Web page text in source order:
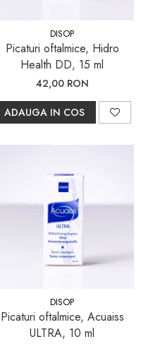
DISOP
Picaturi oftalmice, Hidro
Health DD, 15 ml
42,00 RON
ADAUGA IN COS
DISOP
Picaturi oftalmice, Acuaiss
ULTRA, 10 ml